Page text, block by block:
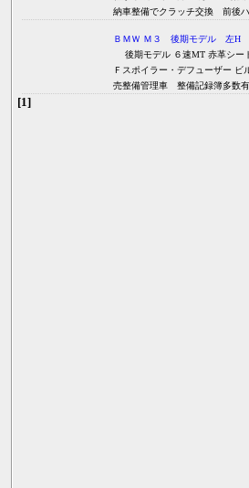
納車整備でクラッチ交換 前後
ＢＭＷ Ｍ３ 後期モデル 左H
後期モデル ６速MT 赤革シー
Ｆスポイラー・デフューザー
売整備管理車 整備記録簿多数
[1]